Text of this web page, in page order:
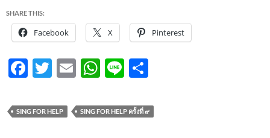
SHARE THIS:
Facebook X Pinterest
F
e
b
T
itt
er
E
ail
W
at
s
Li
e ar
e
SING FOR HELP SING FOR HELP ครั้งที่ ๙